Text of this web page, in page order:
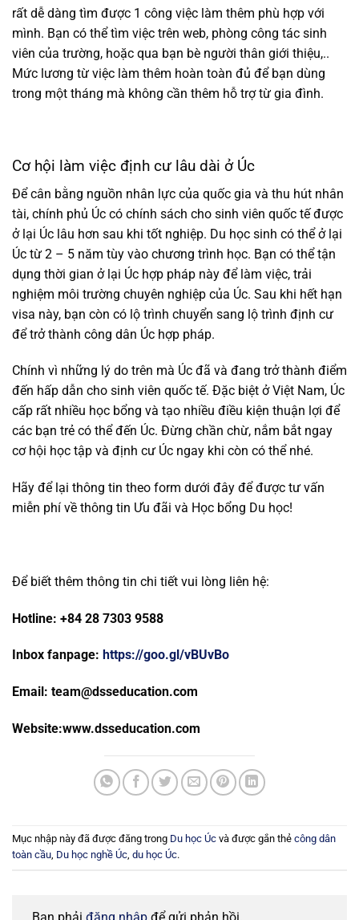
rất dễ dàng tìm được 1 công việc làm thêm phù hợp với
mình. Bạn có thể tìm việc trên web, phòng công tác sinh
viên của trường, hoặc qua bạn bè người thân giới thiệu,..
Mức lương từ việc làm thêm hoàn toàn đủ để bạn dùng
trong một tháng mà không cần thêm hỗ trợ từ gia đình.
Cơ hội làm việc định cư lâu dài ở Úc
Để cân bằng nguồn nhân lực của quốc gia và thu hút nhân
tài, chính phủ Úc có chính sách cho sinh viên quốc tế được
ở lại Úc lâu hơn sau khi tốt nghiệp. Du học sinh có thể ở lại
Úc từ 2 – 5 năm tùy vào chương trình học. Bạn có thể tận
dụng thời gian ở lại Úc hợp pháp này để làm việc, trải
nghiệm môi trường chuyên nghiệp của Úc. Sau khi hết hạn
visa này, bạn còn có lộ trình chuyển sang lộ trình định cư
để trở thành công dân Úc hợp pháp.
Chính vì những lý do trên mà Úc đã và đang trở thành điểm
đến hấp dẫn cho sinh viên quốc tế. Đặc biệt ở Việt Nam, Úc
cấp rất nhiều học bổng và tạo nhiều điều kiện thuận lợi để
các bạn trẻ có thể đến Úc. Đừng chần chừ, nắm bắt ngay
cơ hội học tập và định cư Úc ngay khi còn có thể nhé.
Hãy để lại thông tin theo form dưới đây để được tư vấn
miễn phí về thông tin Ưu đãi và Học bổng Du học!
Để biết thêm thông tin chi tiết vui lòng liên hệ:
Hotline: +84 28 7303 9588
Inbox fanpage: https://goo.gl/vBUvBo
Email: team@dsseducation.com
Website:www.dsseducation.com
Mục nhập này đã được đăng trong Du học Úc và được gắn thẻ công dân
toàn cầu, Du học nghề Úc, du học Úc.